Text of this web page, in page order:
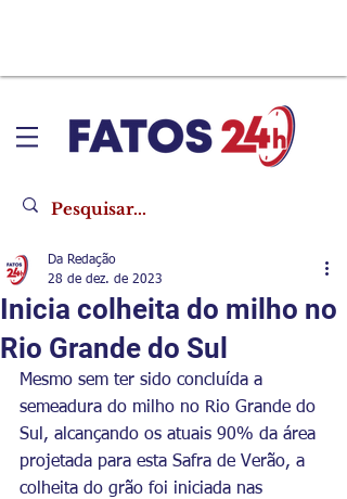
Inicia colheita do milho no
Rio Grande do Sul
Da Redação
28 de dez. de 2023
Mesmo sem ter sido concluída a
semeadura do milho no Rio Grande do
Sul, alcançando os atuais 90% da área
projetada para esta Safra de Verão, a
colheita do grão foi iniciada nas